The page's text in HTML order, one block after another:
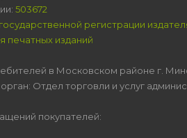
503672
регистрации
печатных изданий
в Московском районе г.
Отдел торговли и услуг
покупателей: